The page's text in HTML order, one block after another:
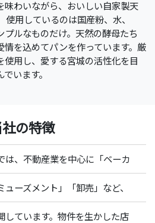
味わいながら、おいしい自家製天
用しているのは国産粉、水、
ルなものだけ。天然の酵母たち
情を込めてパンを作っています。厳
用し、愛する宮城の活性化を目
います。
の特徴
は、不動産業を中心に「ベーカ
ーズメント」「卸売」など、
しています。物件を生かした店